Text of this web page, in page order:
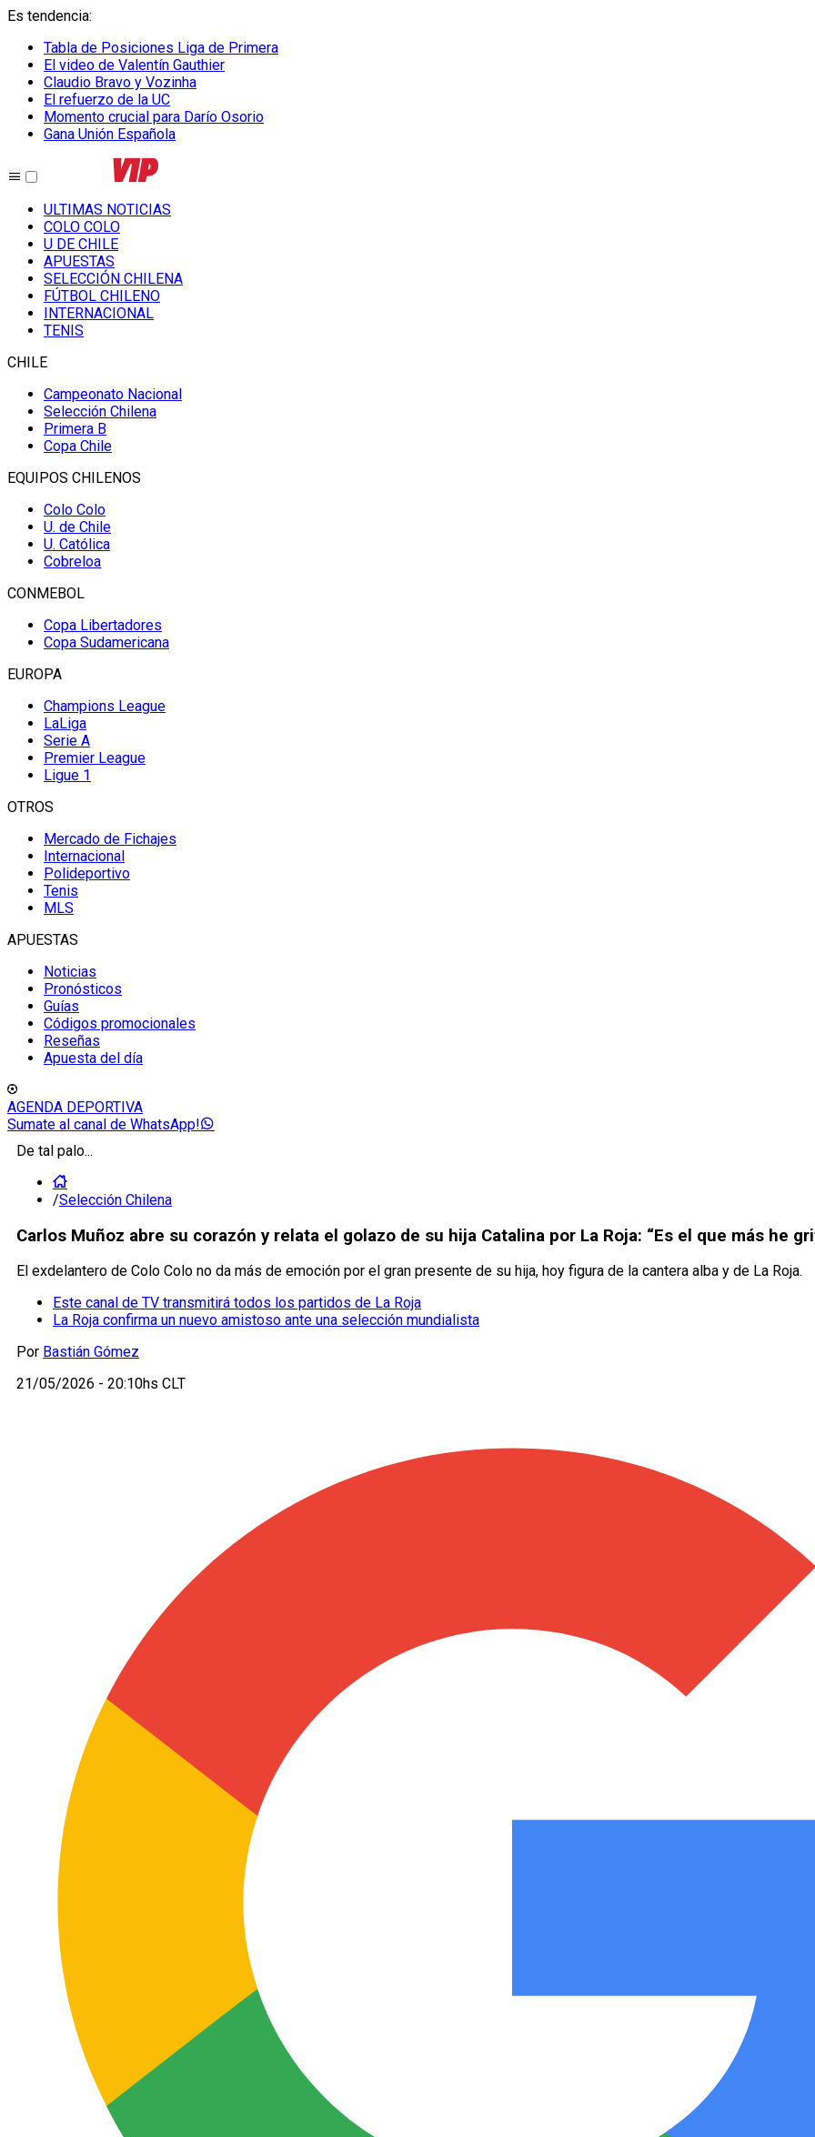
Es tendencia:
Tabla de Posiciones Liga de Primera
El video de Valentín Gauthier
Claudio Bravo y Vozinha
El refuerzo de la UC
Momento crucial para Darío Osorio
Gana Unión Española
ULTIMAS NOTICIAS
COLO COLO
U DE CHILE
APUESTAS
SELECCIÓN CHILENA
FÚTBOL CHILENO
INTERNACIONAL
TENIS
CHILE
Campeonato Nacional
Selección Chilena
Primera B
Copa Chile
EQUIPOS CHILENOS
Colo Colo
U. de Chile
U. Católica
Cobreloa
CONMEBOL
Copa Libertadores
Copa Sudamericana
EUROPA
Champions League
LaLiga
Serie A
Premier League
Ligue 1
OTROS
Mercado de Fichajes
Internacional
Polideportivo
Tenis
MLS
APUESTAS
Noticias
Pronósticos
Guías
Códigos promocionales
Reseñas
Apuesta del día
AGENDA DEPORTIVA
Sumate al canal de WhatsApp!
De tal palo...
/Selección Chilena
Carlos Muñoz abre su corazón y relata el golazo de su hija Catalina por La Roja: “Es el que más he
El exdelantero de Colo Colo no da más de emoción por el gran presente de su hija, hoy figura de la cantera alba y de La Roja.
Este canal de TV transmitirá todos los partidos de La Roja
La Roja confirma un nuevo amistoso ante una selección mundialista
Por Bastián Gómez
21/05/2026 - 20:10hs CLT